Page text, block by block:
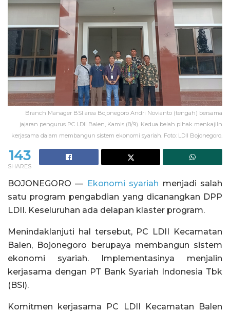
Branch Manager BSI area Bojonegoro Andri Novianto (tengah) bersama
jajaran pengurus PC LDII Balen, Kamis (8/9). Kedua belah pihak menkajiln
kerjasama dalam membangun sistem ekonomi syariah. Foto: LDII Bojonegoro.
143
SHARES
BOJONEGORO — Ekonomi syariah menjadi salah
satu program pengabdian yang dicanangkan DPP
LDII. Keseluruhan ada delapan klaster program.
Menindaklanjuti hal tersebut, PC LDII Kecamatan
Balen, Bojonegoro berupaya membangun sistem
ekonomi syariah. Implementasinya menjalin
kerjasama dengan PT Bank Syariah Indonesia Tbk
(BSI).
Komitmen kerjasama PC LDII Kecamatan Balen